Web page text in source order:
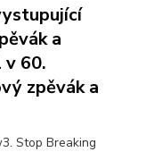
a
v 60.
zpěvák a
Stop Breaking